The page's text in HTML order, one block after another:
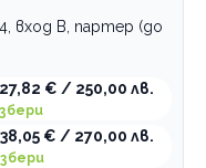
вход В, партер (до
€ / 250,00 лв.
€ / 270,00 лв.